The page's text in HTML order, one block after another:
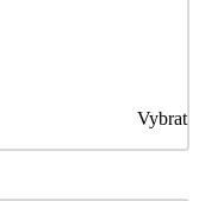
Vybrat